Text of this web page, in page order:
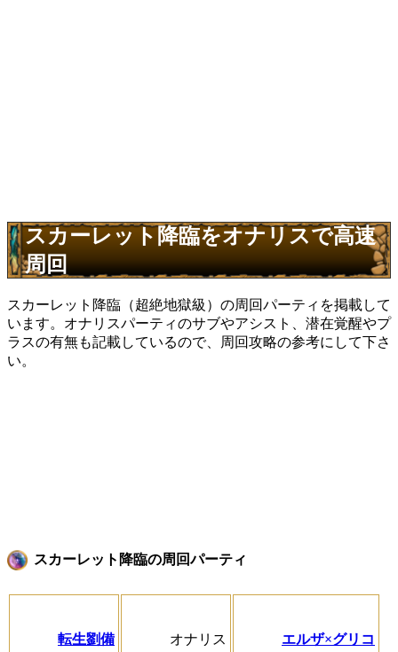
スカーレット降臨をオナリスで高速
周回
スカーレット降臨（超絶地獄級）の周回パーティを掲載して
います。オナリスパーティのサブやアシスト、潜在覚醒やプ
ラスの有無も記載しているので、周回攻略の参考にして下さ
い。
スカーレット降臨の周回パーティ
転生劉備 オナリス エルザ×グリコ